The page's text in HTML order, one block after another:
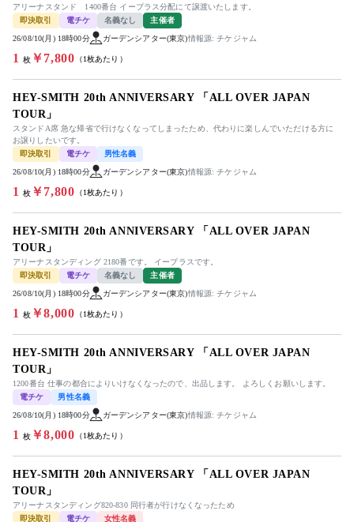
アリーナスタンド 1400番台 イープラス分配にて譲渡いたします。
即決取引
電チケ 名義なし 主催者
26/08/10(月) 18時00分 ガーデンシアター(東京)情報源: チケジャム
1 枚￥7,800 （1枚あたり）
HEY-SMITH 20th ANNIVERSARY 「ALL OVER JAPAN
TOUR」
スタンドA席 急な帰省で行けなくなってしまったため、代わりに楽しんでいただける方に
お譲りしたいです。
即決取引
電チケ 男性名義
26/08/10(月) 18時00分 ガーデンシアター(東京)情報源: チケジャム
1 枚￥7,800 （1枚あたり）
HEY-SMITH 20th ANNIVERSARY 「ALL OVER JAPAN
TOUR」
アリーナスタンディング 2180番です。 イープラスです。
即決取引
電チケ 名義なし 主催者
26/08/10(月) 18時00分 ガーデンシアター(東京)情報源: チケジャム
1 枚￥8,000 （1枚あたり）
HEY-SMITH 20th ANNIVERSARY 「ALL OVER JAPAN
TOUR」
1200番台 仕事の都合によりいけなくなったので、出品します。 よろしくお願いします。
電チケ
男性名義
26/08/10(月) 18時00分 ガーデンシアター(東京)情報源: チケジャム
1 枚￥8,000 （1枚あたり）
HEY-SMITH 20th ANNIVERSARY 「ALL OVER JAPAN
TOUR」
アリーナスタンディング820-830 同行者が行けなくなったため
即決取引
電チケ 女性名義